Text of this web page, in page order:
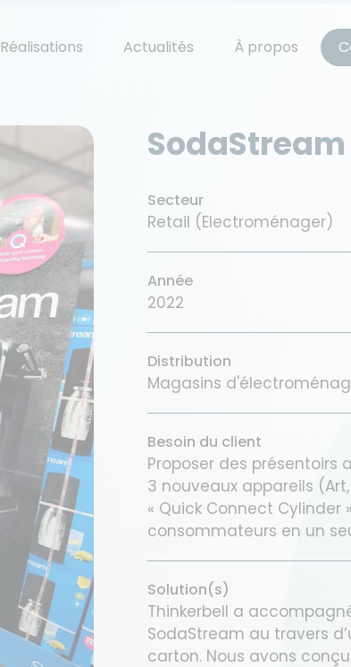
Réalisations Actualités À propos
SodaStream
Secteur
Retail (Electroménager)
Année
2022
Distribution
Magasins
Besoin du client
Proposer des
3 nouveaux appareils
« Quick Connect
consommateurs en un
Solution(s)
Thinkerbell a
SodaStream au travers
carton. Nous avons